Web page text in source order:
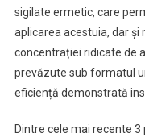
sigilate ermetic, care
aplicarea acestuia, dar
concentrației ridicate de
prevăzute sub formatul
eficiență demonstrată
Dintre cele mai recente